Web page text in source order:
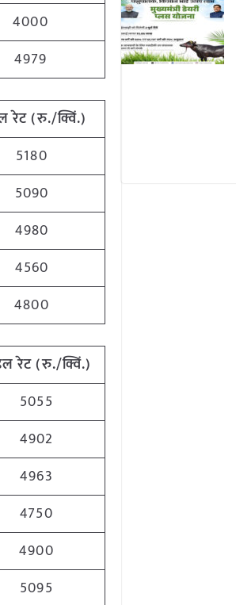
4000
4979
रेट(रु./क्विं.)
5180
5090
4980
4560
4800
रेट(रु./क्विं.)
5055
4902
4963
4750
4900
5095